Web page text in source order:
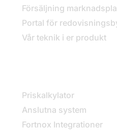
Försäljning
Portal för
Vår teknik i er produkt
Priskalkylator
Anslutna system
Fortnox Integrationer